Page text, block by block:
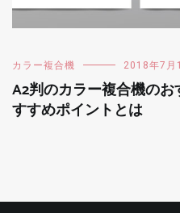
カラー複合機 2018年7月
A2判のカラー複合機の
すすめポイントとは